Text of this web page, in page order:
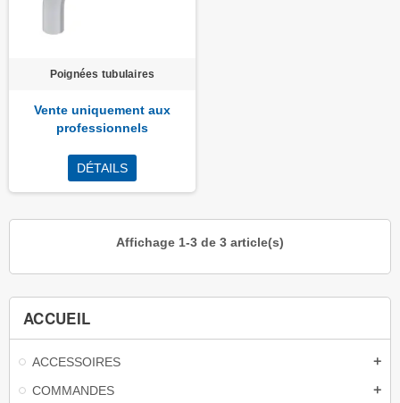
ACCUEIL
ACCESSOIRES add
COMMANDES add
Poignées tubulaires
Vente uniquement aux
professionnels
DÉTAILS
Affichage 1-3 de 3 article(s)